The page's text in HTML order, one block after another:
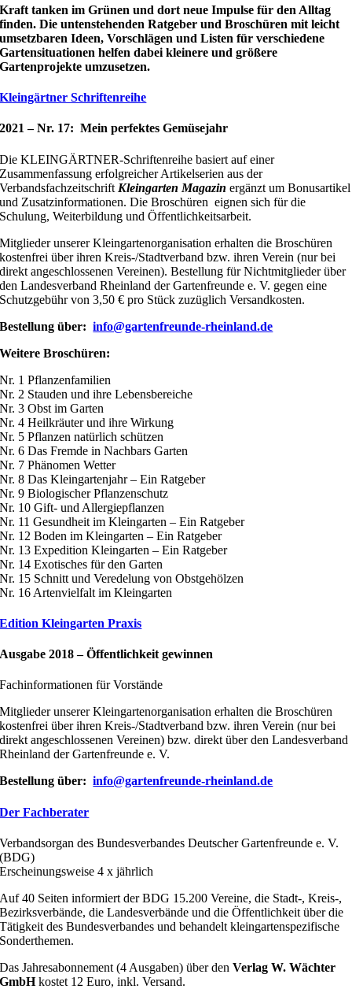
Kraft tanken im Grünen und dort neue Impulse für den Alltag
finden. Die untenstehenden Ratgeber und Broschüren mit leicht
umsetzbaren Ideen, Vorschlägen und Listen für verschiedene
Gartensituationen helfen dabei kleinere und größere
Gartenprojekte umzusetzen.
Kleingärtner Schriftenreihe
2021– Nr. 17: Mein perfektes Gemüsejahr
Die KLEINGÄRTNER-Schriftenreihe basiert auf einer
Zusammenfassung erfolgreicher Artikelserien aus der
Verbandsfachzeitschrift Kleingarten Magazin ergänzt um Bonusartikel
und Zusatzinformationen. Die Broschüren eignen sich für die
Schulung, Weiterbildung und Öffentlichkeitsarbeit.
Mitglieder unserer Kleingartenorganisation erhalten die Broschüren
kostenfrei über ihren Kreis-/Stadtverband bzw. ihren Verein (nur bei
direkt angeschlossenen Vereinen). Bestellung für Nichtmitglieder über
den Landesverband Rheinland der Gartenfreunde e. V. gegen eine
Schutzgebühr von 3,50 € pro Stück zuzüglich Versandkosten.
Bestellung über:info@gartenfreunde-rheinland.de
Weitere Broschüren:
Nr. 1 Pflanzenfamilien
Nr. 2 Stauden und ihre Lebensbereiche
Nr. 3 Obst im Garten
Nr. 4 Heilkräuter und ihre Wirkung
Nr. 5 Pflanzen natürlich schützen
Nr. 6 Das Fremde in Nachbars Garten
Nr. 7 Phänomen Wetter
Nr. 8 Das Kleingartenjahr – Ein Ratgeber
Nr. 9 Biologischer Pflanzenschutz
Nr. 10 Gift- und Allergiepflanzen
Nr. 11 Gesundheit im Kleingarten – Ein Ratgeber
Nr. 12 Boden im Kleingarten – Ein Ratgeber
Nr. 13 Expedition Kleingarten – Ein Ratgeber
Nr. 14 Exotisches für den Garten
Nr. 15 Schnitt und Veredelung von Obstgehölzen
Nr. 16 Artenvielfalt im Kleingarten
Edition Kleingarten Praxis
Ausgabe 2018 – Öffentlichkeit gewinnen
Fachinformationen für Vorstände
Mitglieder unserer Kleingartenorganisation erhalten die Broschüren
kostenfrei über ihren Kreis-/Stadtverband bzw. ihren Verein (nur bei
direkt angeschlossenen Vereinen) bzw. direkt über den Landesverband
Rheinland der Gartenfreunde e. V.
Bestellung über:info@gartenfreunde-rheinland.de
Der Fachberater
Verbandsorgan des Bundesverbandes Deutscher Gartenfreunde e. V.
(BDG)
Erscheinungsweise 4 x jährlich
Auf 40 Seiten informiert der BDG 15.200 Vereine, die Stadt-, Kreis-,
Bezirksverbände, die Landesverbände und die Öffentlichkeit über die
Tätigkeit des Bundesverbandes und behandelt kleingartenspezifische
Sonderthemen.
Das Jahresabonnement (4 Ausgaben) über denVerlag W. Wächter
GmbHkostet 12 Euro, inkl. Versand.